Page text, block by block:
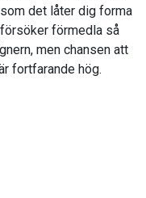
det låter dig forma
förmedla så
men chansen att
fortfarande hög.